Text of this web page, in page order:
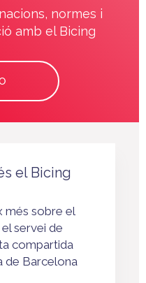
normes i
amb el Bicing
el Bicing
més sobre el
el servei de
compartida
de Barcelona